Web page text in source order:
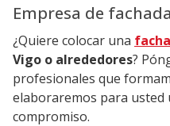
Empresa de
¿Quiere colocar una
Vigo o alrededores?
profesionales que
elaboraremos para usted
compromiso.